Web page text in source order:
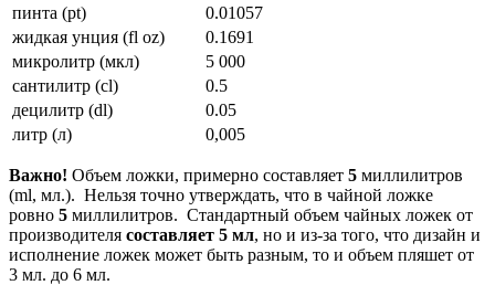
пинта (pt)
0.01057
жидкая унция (fl oz)
0.1691
микролитр (мкл)
5 000
сантилитр (cl)
0.5
децилитр (dl)
0.05
литр (л)
0,005
Важно! Объем ложки, примерно составляет 5 миллилитров
(ml, мл.). Нельзя точно утверждать, что в чайной ложке
ровно 5 миллилитров. Стандартный объем чайных ложек от
производителя составляет 5 мл, но и из-за того, что дизайн и
исполнение ложек может быть разным, то и объем пляшет от
3 мл. до 6 мл.